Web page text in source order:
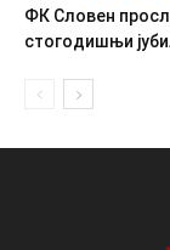
ФК Словен
стогодишњи